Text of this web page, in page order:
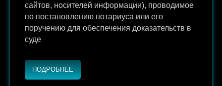
данных и устройств (файлов, переписок,
сайтов, носителей информации), проводимое
по постановлению нотариуса или его
поручению для обеспечения доказательств в
ПОДРОБНЕЕ